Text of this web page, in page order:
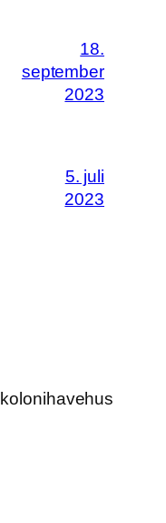
18.
september
2023
5. juli
2023